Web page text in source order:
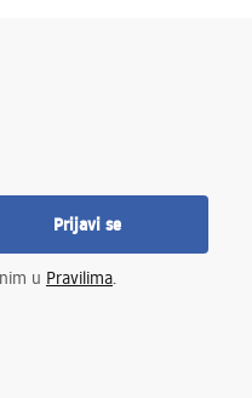
Prijavi se
u Pravilima.